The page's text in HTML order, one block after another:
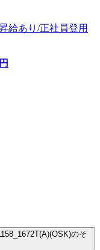
給あり/正社員登用
円
のそ